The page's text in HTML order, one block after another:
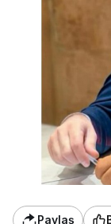
Paylaş